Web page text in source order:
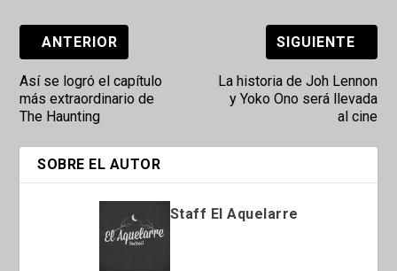
ANTERIOR
Así se logró el capítulo
más extraordinario de
The Haunting
SIGUIENTE
La historia de Joh Lennon
y Yoko Ono será llevada
al cine
SOBRE EL AUTOR
Staff El Aquelarre